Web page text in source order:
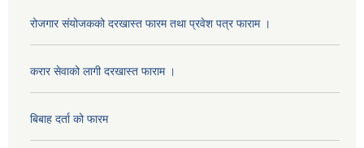
रोजगार संयोजकको दरखास्त फारम तथा प्रवेश पत्र फाराम ।
करार सेवाको लागी दरखास्त फाराम ।
बिबाह दर्ता को फारम